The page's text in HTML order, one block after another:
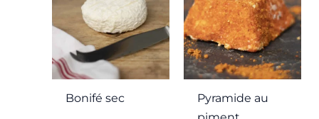
Bonifé sec
Pyramide au